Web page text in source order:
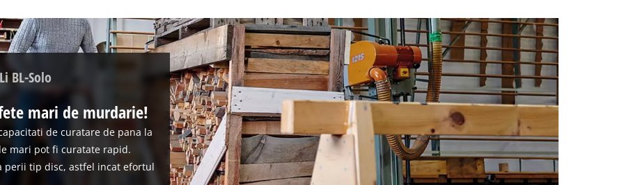
BL-Solo
mari de murdarie!
de curatare de pana la
mari pot fi curatate rapid.
perii tip disc, astfel incat efortul